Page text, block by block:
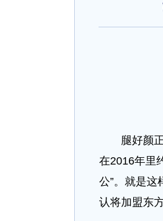
腿好颜正
在2016年里
公”。就是这
认将加盟东